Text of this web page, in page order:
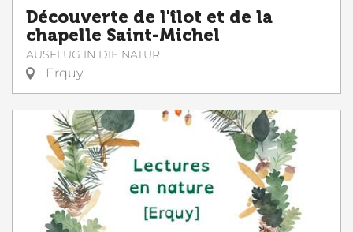
Découverte de l'îlot et de la
chapelle Saint-Michel
AUSFLUG IN DIE NATUR
Erquy